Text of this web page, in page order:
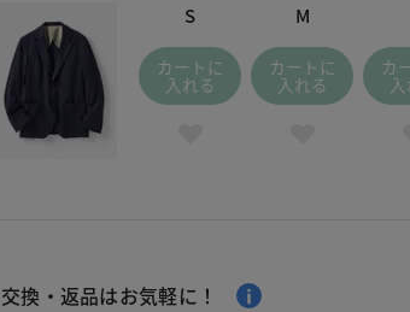
S
カートに
入れる
M
カートに
入れる
カ
交換・返品はお気軽に！